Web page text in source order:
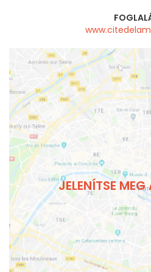
JELENÍTSE